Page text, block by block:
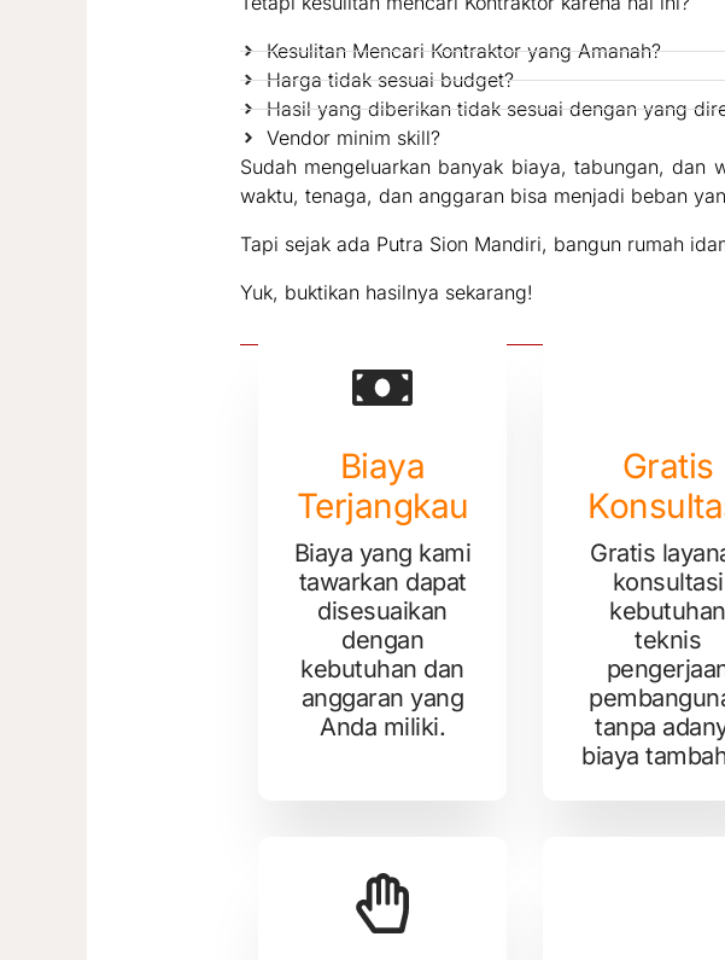
Kesulitan Mencari Kontraktor yang Amanah?
Harga tidak sesuai budget?
Hasil yang diberikan tidak sesuai dengan yang
Vendor minim skill?
Sudah mengeluarkan banyak biaya, tabungan, dan
waktu, tenaga, dan anggaran bisa menjadi beban
Tapi sejak ada Putra Sion Mandiri, bangun rumah
Yuk, buktikan hasilnya sekarang!
Biaya
Terjangkau
Biaya yang kami
tawarkan dapat
disesuaikan
dengan
kebutuhan dan
anggaran yang
Anda miliki.
Gratis
Gratis
konsultasi
kebutuhan
teknis
tanpa
biaya